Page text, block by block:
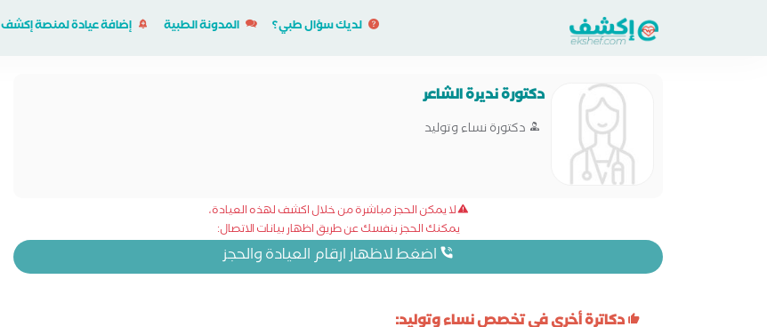
لديك سؤال طبي؟ المدونة الطبية إضافة عيادة لمنصة إكشف
دكتورة نديرة الشاعر
دكتورة نساء وتوليد
لا يمكن الحجز مباشرة من خلال اكشف لهذه العيادة،
يمكنك الحجز بنفسك عن طريق اظهار بيانات الاتصال:
اضغط لاظهار ارقام العيادة والحجز